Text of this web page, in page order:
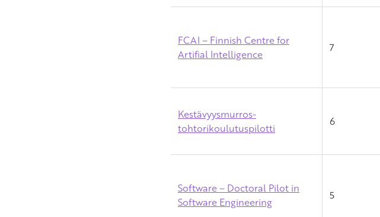
FCAI – Finnish Centre for
Artifial Intelligence
7
Kestävyysmurros-
tohtorikoulutuspilotti
6
Software – Doctoral Pilot in
Software Engineering
5